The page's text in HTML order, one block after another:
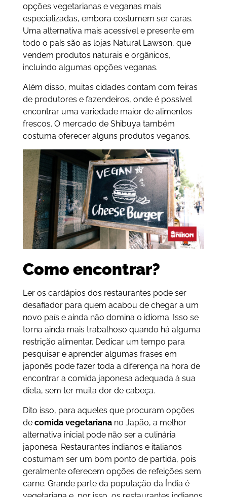
opções vegetarianas e veganas mais
especializadas, embora costumem ser caras.
Uma alternativa mais acessível e presente em
todo o país são as lojas Natural Lawson, que
vendem produtos naturais e orgânicos,
incluindo algumas opções veganas.
Além disso, muitas cidades contam com feiras
de produtores e fazendeiros, onde é possível
encontrar uma variedade maior de alimentos
frescos. O mercado de Shibuya também
costuma oferecer alguns produtos veganos.
Como encontrar?
Ler os cardápios dos restaurantes pode ser
desafiador para quem acabou de chegar a um
novo país e ainda não domina o idioma. Isso se
torna ainda mais trabalhoso quando há alguma
restrição alimentar. Dedicar um tempo para
pesquisar e aprender algumas frases em
japonês pode fazer toda a diferença na hora de
encontrar a comida japonesa adequada à sua
dieta, sem ter muita dor de cabeça.
Dito isso, para aqueles que procuram opções
de comida vegetarianano Japão, a melhor
alternativa inicial pode não ser a culinária
japonesa. Restaurantes indianos e italianos
costumam ser um bom ponto de partida, pois
geralmente oferecem opções de refeições sem
carne. Grande parte da população da Índia é